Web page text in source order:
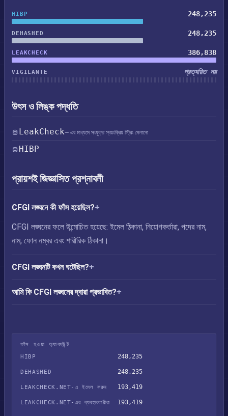
HIBP 248,235
DEHASHED 248,235
LEAKCHECK 386,838
VIGILANTE প্রত্যয়িত নয়
উৎস ও লিঙ্ক পদ্ধতি
LeakCheck— এর মাধ্যমে সংযুক্ত স্বয়ংক্রিয় স্ট্রিং মেলানো
HIBP
প্রায়শই জিজ্ঞাসিত প্রশ্নাবলী
CFGI লঙ্ঘনে কী ফাঁস হয়েছিল?
CFGI লঙ্ঘনের ফলে উন্মোচিত হয়েছে: ইমেল ঠিকানা, নিয়োগকর্তারা, পদের নাম,
নাম, ফোন নম্বর এবং শারীরিক ঠিকানা।
CFGI লঙ্ঘনটি কখন ঘটেছিল?
আমি কি CFGI লঙ্ঘনের দ্বারা প্রভাবিত?
ফাঁস হওয়া অ্যাকাউন্ট
HIBP
248,235
DEHASHED 248,235
LEAKCHECK.NET-এ ইমেল করুন 193,419
LEAKCHECK.NET-এর ব্যবহারকারীরা 193,419